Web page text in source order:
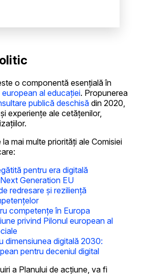
o componentă esențială în
european al educației. Propunerea
publică deschisădin 2020,
experiențe ale cetățenilor,
mai multe priorități ale Comisiei
pentru era digitală
Generation EU
redresare și reziliență
competențe în Europa
privind Pilonul european al
dimensiunea digitală 2030:
pentru deceniul digital
a Planului de acțiune, va fi